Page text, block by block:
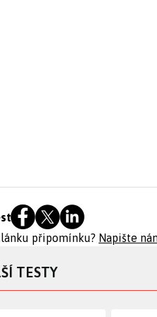
připomínku? Napište
TESTY